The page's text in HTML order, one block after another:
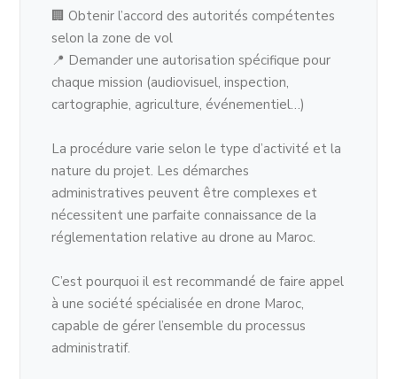
🏢 Obtenir l’accord des autorités compétentes
selon la zone de vol
📍 Demander une autorisation spécifique pour
chaque mission (audiovisuel, inspection,
cartographie, agriculture, événementiel…)
La procédure varie selon le type d’activité et la
nature du projet. Les démarches
administratives peuvent être complexes et
nécessitent une parfaite connaissance de la
réglementation relative au drone au Maroc.
C’est pourquoi il est recommandé de faire appel
à une société spécialisée en drone Maroc,
capable de gérer l’ensemble du processus
administratif.